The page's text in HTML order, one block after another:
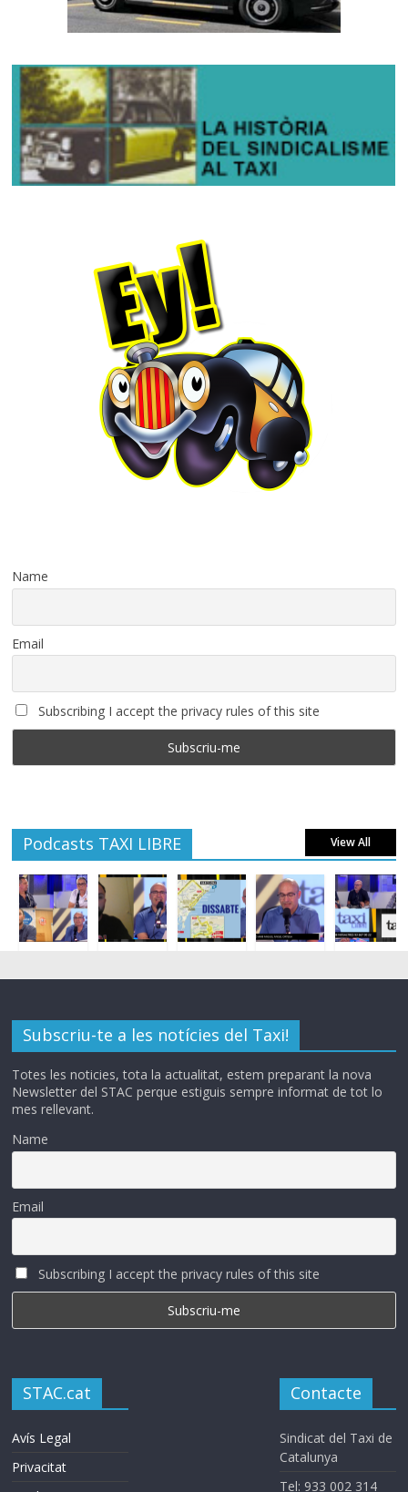
Name
Email
Subscribing I accept the privacy rules of this site
Podcasts TAXI LIBRE View All
Subscriu-te a les notícies del Taxi!
Totes les noticies, tota la actualitat, estem preparant la nova
Newsletter del STAC perque estiguis sempre informat de tot lo
mes rellevant.
Name
Email
Subscribing I accept the privacy rules of this site
STAC.cat
Avís Legal
Privacitat
Contacte
Sindicat del Taxi de
Catalunya
Tel: 933 002 314